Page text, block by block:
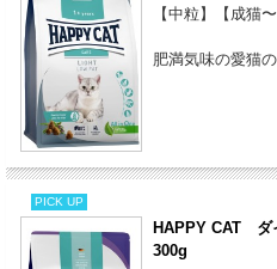
【中粒】【成猫
肥満気味の愛猫
PICK UP
HAPPY CAT ダ
300g